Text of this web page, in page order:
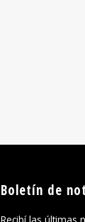
Boletín de